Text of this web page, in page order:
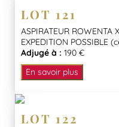
LOT 121
ASPIRATEUR ROWENTA
EXPEDITION POSSIBLE
Adjugé à : 190 €
En savoir plus
LOT 122